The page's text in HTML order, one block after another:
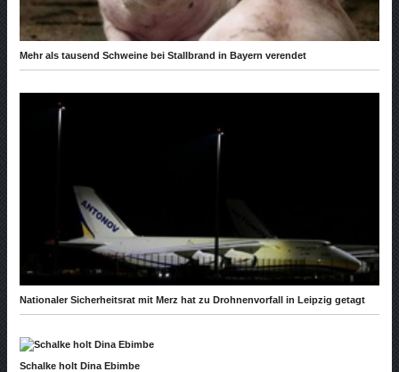
Mehr als tausend Schweine bei Stallbrand in Bayern verendet
Nationaler Sicherheitsrat mit Merz hat zu Drohnenvorfall in Leipzig getagt
Schalke holt Dina Ebimbe